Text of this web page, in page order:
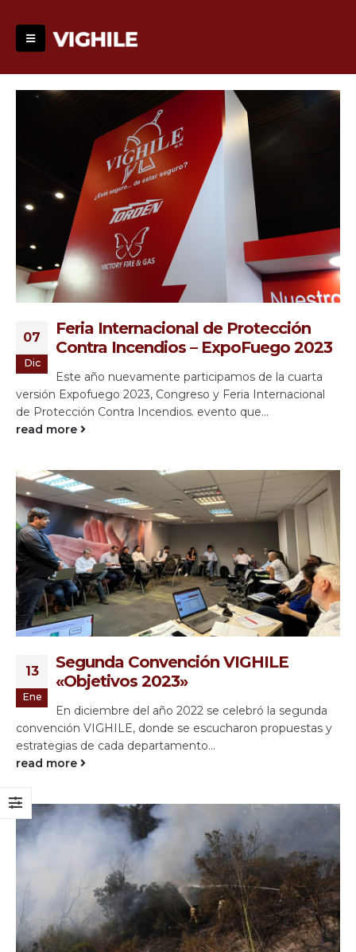
07
Dic
Feria Internacional de Protección
Contra Incendios – ExpoFuego 2023
Este año nuevamente participamos de la cuarta
versión Expofuego 2023, Congreso y Feria Internacional
de Protección Contra Incendios. evento que...
read more
13
Ene
Segunda Convención VIGHILE
«Objetivos 2023»
En diciembre del año 2022 se celebró la segunda
convención VIGHILE, donde se escucharon propuestas y
estrategias de cada departamento...
read more